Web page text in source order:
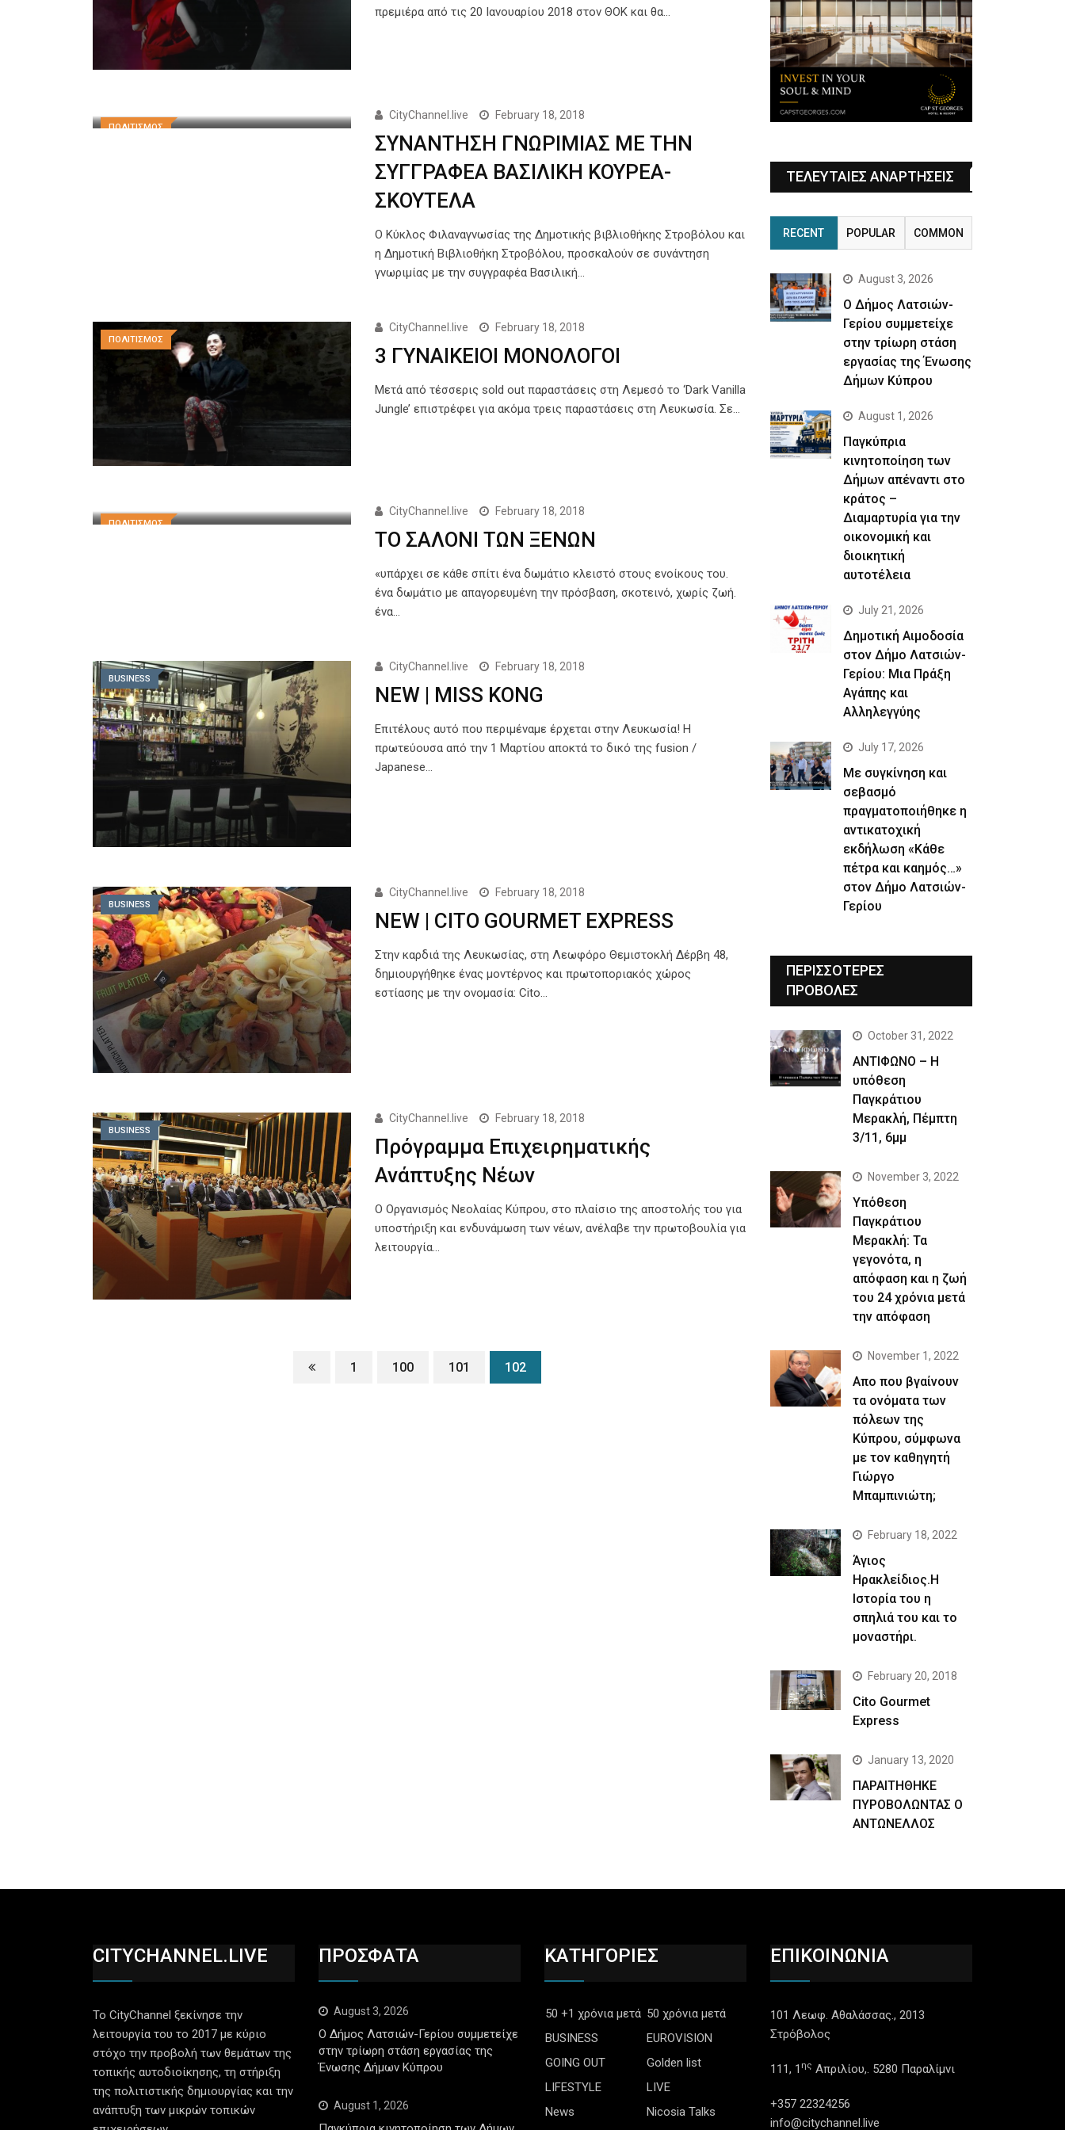
πρεμιέρα από τις 20 Ιανουαρίου 2018 στον ΘΟΚ και θα…
ΠΟΛΙΤΙΣΜΟΣ
CityChannel.live February 18, 2018
ΣΥΝΑΝΤΗΣΗ ΓΝΩΡΙΜΙΑΣ ΜΕ ΤΗΝ
ΣΥΓΓΡΑΦΕΑ ΒΑΣΙΛΙΚΗ ΚΟΥΡΕΑ-
ΣΚΟΥΤΕΛΑ
Ο Κύκλος Φιλαναγνωσίας της Δημοτικής βιβλιοθήκης Στροβόλου και
η Δημοτική Βιβλιοθήκη Στροβόλου, προσκαλούν σε συνάντηση
γνωριμίας με την συγγραφέα Βασιλική…
ΠΟΛΙΤΙΣΜΟΣ
CityChannel.live February 18, 2018
3 ΓΥΝΑΙΚΕΙΟΙ ΜΟΝΟΛΟΓΟΙ
Μετά από τέσσερις sold out παραστάσεις στη Λεμεσό το ‘Dark Vanilla
Jungle’ επιστρέφει για ακόμα τρεις παραστάσεις στη Λευκωσία. Σε…
ΠΟΛΙΤΙΣΜΟΣ
CityChannel.live February 18, 2018
ΤΟ ΣΑΛΟΝΙ ΤΩΝ ΞΕΝΩΝ
«υπάρχει σε κάθε σπίτι ένα δωμάτιο κλειστό στους ενοίκους του.
ένα δωμάτιο με απαγορευμένη την πρόσβαση, σκοτεινό, χωρίς ζωή.
ένα…
BUSINESS
CityChannel.live February 18, 2018
NEW | MISS KONG
Επιτέλους αυτό που περιμέναμε έρχεται στην Λευκωσία! Η
πρωτεύουσα από την 1 Μαρτίου αποκτά το δικό της fusion /
Japanese…
BUSINESS
CityChannel.live February 18, 2018
NEW | CITO GOURMET EXPRESS
Στην καρδιά της Λευκωσίας, στη Λεωφόρο Θεμιστοκλή Δέρβη 48,
δημιουργήθηκε ένας μοντέρνος και πρωτοποριακός χώρος
εστίασης με την ονομασία: Cito…
BUSINESS
CityChannel.live February 18, 2018
Πρόγραμμα Επιχειρηματικής
Ανάπτυξης Νέων
Ο Οργανισμός Νεολαίας Κύπρου, στο πλαίσιο της αποστολής του για
υποστήριξη και ενδυνάμωση των νέων, ανέλαβε την πρωτοβουλία για
λειτουργία…
1 100 101 102
ΤΕΛΕΥΤΑΙΕΣ ΑΝΑΡΤΗΣΕΙΣ
RECENT POPULAR COMMON
August 3, 2026
Ο Δήμος Λατσιών-
Γερίου συμμετείχε
στην τρίωρη στάση
εργασίας της Ένωσης
Δήμων Κύπρου
August 1, 2026
Παγκύπρια
κινητοποίηση των
Δήμων απέναντι στο
κράτος –
Διαμαρτυρία για την
οικονομική και
διοικητική
αυτοτέλεια
July 21, 2026
Δημοτική Αιμοδοσία
στον Δήμο Λατσιών-
Γερίου: Μια Πράξη
Αγάπης και
Αλληλεγγύης
July 17, 2026
Με συγκίνηση και
σεβασμό
πραγματοποιήθηκε η
αντικατοχική
εκδήλωση «Κάθε
πέτρα και καημός…»
στον Δήμο Λατσιών-
Γερίου
ΠΕΡΙΣΣΟΤΕΡΕΣ
ΠΡΟΒΟΛΕΣ
October 31, 2022
ΑΝΤΙΦΩΝΟ – Η
υπόθεση
Παγκράτιου
Μερακλή, Πέμπτη
3/11, 6μμ
November 3, 2022
Yπόθεση
Παγκράτιου
Μερακλή: Τα
γεγονότα, η
απόφαση και η ζωή
του 24 χρόνια μετά
την απόφαση
November 1, 2022
Απο που βγαίνουν
τα ονόματα των
πόλεων της
Κύπρου, σύμφωνα
με τον καθηγητή
Γιώργο
Μπαμπινιώτη;
February 18, 2022
Άγιος
Ηρακλείδιος.Η
Ιστορία του η
σπηλιά του και το
μοναστήρι.
February 20, 2018
Cito Gourmet
Express
January 13, 2020
ΠΑΡΑΙΤΗΘΗΚΕ
ΠΥΡΟΒΟΛΩΝΤΑΣ Ο
ΑΝΤΩΝΕΛΛΟΣ
CITYCHANNEL.LIVE
Το CityChannel ξεκίνησε την
λειτουργία του το 2017 με κύριο
στόχο την προβολή των θεμάτων της
τοπικής αυτοδιοίκησης, τη στήριξη
της πολιτιστικής δημιουργίας και την
ανάπτυξη των μικρών τοπικών
ΠΡΟΣΦΑΤΑ
August 3, 2026
Ο Δήμος Λατσιών-Γερίου συμμετείχε
στην τρίωρη στάση εργασίας της
Ένωσης Δήμων Κύπρου
August 1, 2026
ΚΑΤΗΓΟΡΙΕΣ
50 +1 χρόνια μετά 50 χρόνια μετά
BUSINESS
EUROVISION
GOING OUT
Golden list
LIFESTYLE
LIVE
News
Nicosia Talks
ΕΠΙΚΟΙΝΩΝΙΑ
101 Λεωφ. Αθαλάσσας., 2013
Στρόβολος
111, 1 ης Απριλίου,. 5280 Παραλίμνι
+357 22324256
info@citychannel.live